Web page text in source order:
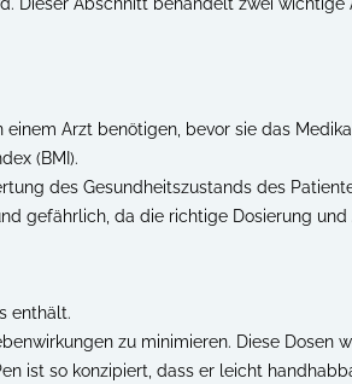
Arzt benötigen, bevor sie das
(BMI).
des Gesundheitszustands des
gefährlich, da die richtige Dosierung
enthält.
zu minimieren. Diese Dosen
ist so konzipiert, dass er leicht